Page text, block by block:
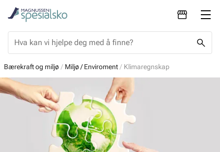
Bærekraft og miljø Miljø / Enviroment Klimaregnskap